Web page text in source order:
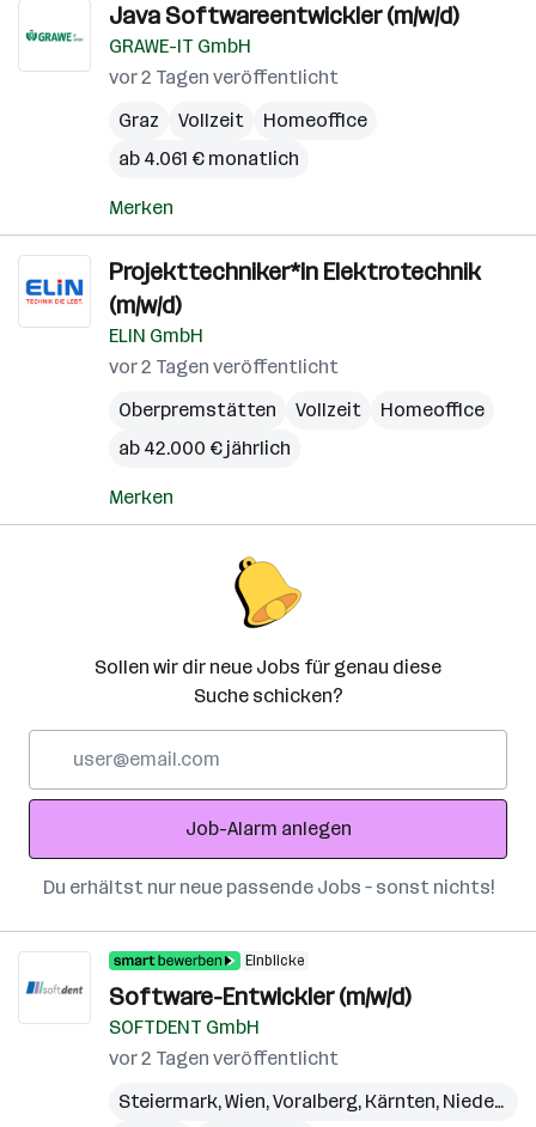
Java Softwareentwickler (m/w/d)
GRAWE-IT GmbH
vor 2 Tagen veröffentlicht
Graz
Vollzeit
Homeoffice
ab 4.061 € monatlich
Merken
Projekttechniker*in Elektrotechnik
(m/w/d)
ELIN GmbH
vor 2 Tagen veröffentlicht
Oberpremstätten
Vollzeit
Homeoffice
ab 42.000 € jährlich
Merken
Sollen wir dir neue Jobs für genau diese
Suche schicken?
Adresse
Job-Alarm anlegen
Du erhältst nur neue passende Jobs – sonst nichts!
Einblicke
Software-Entwickler (m/w/d)
SOFTDENT GmbH
vor 2 Tagen veröffentlicht
Steiermark,Wien,Voralberg, Kärnten, Niederösterreich